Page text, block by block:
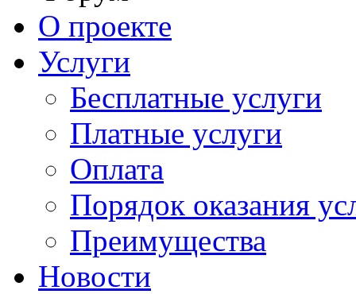
О проекте
Услуги
Бесплатные услуги
Платные услуги
Оплата
Порядок оказания
Преимущества
Новости